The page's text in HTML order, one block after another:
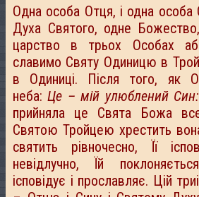
Одна особа Отця, і одна особа
Духа Святого, одне
царство в трьох Особах
славимо Святу Одиницю в
в Одиниці. Після того, як
неба:Це – мій улюблений Син:
прийняла це Свята Божа
Святою Тройцею хрестить
святить рівночесно, Її
невідлучно, Їй
ісповідує і прославляє. Цій